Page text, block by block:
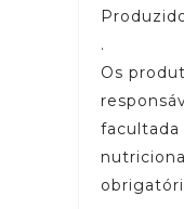
.
Os
facultada